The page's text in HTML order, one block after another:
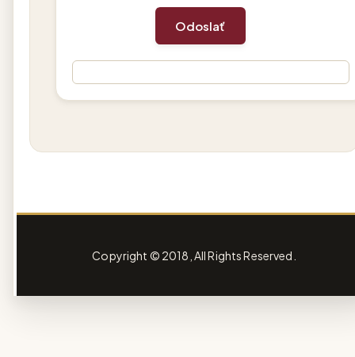
Copyright © 2018, All Rights Reserved.